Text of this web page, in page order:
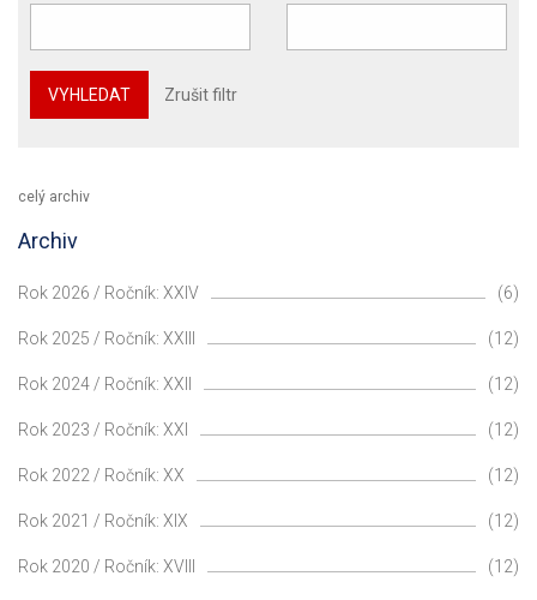
VYHLEDAT Zrušit filtr
celý archiv
Archiv
Rok 2026 / Ročník: XXIV (6)
Rok 2025 / Ročník: XXIII (12)
Rok 2024 / Ročník: XXII (12)
Rok 2023 / Ročník: XXI (12)
Rok 2022 / Ročník: XX (12)
Rok 2021 / Ročník: XIX (12)
Rok 2020 / Ročník: XVIII (12)